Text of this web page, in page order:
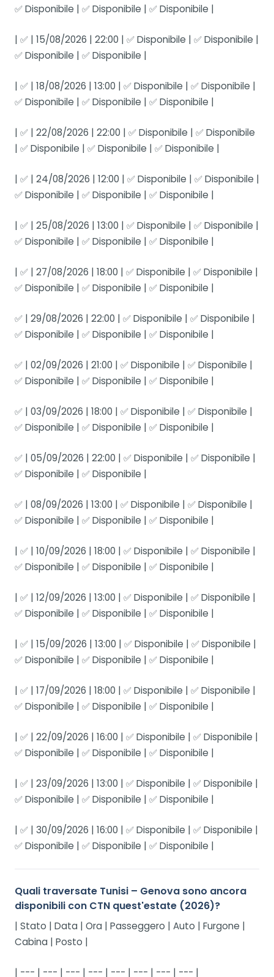
✅ Disponibile | ✅ Disponibile | ✅ Disponibile |
| ✅ | 15/08/2026 | 22:00 | ✅ Disponibile | ✅ Disponibile |
✅ Disponibile | ✅ Disponibile |
| ✅ | 18/08/2026 | 13:00 | ✅ Disponibile | ✅ Disponibile |
✅ Disponibile | ✅ Disponibile | ✅ Disponibile |
| ✅ | 22/08/2026 | 22:00 | ✅ Disponibile | ✅ Disponibile
| ✅ Disponibile | ✅ Disponibile | ✅ Disponibile |
| ✅ | 24/08/2026 | 12:00 | ✅ Disponibile | ✅ Disponibile |
✅ Disponibile | ✅ Disponibile | ✅ Disponibile |
| ✅ | 25/08/2026 | 13:00 | ✅ Disponibile | ✅ Disponibile |
✅ Disponibile | ✅ Disponibile | ✅ Disponibile |
| ✅ | 27/08/2026 | 18:00 | ✅ Disponibile | ✅ Disponibile |
✅ Disponibile | ✅ Disponibile | ✅ Disponibile |
✅ | 29/08/2026 | 22:00 | ✅ Disponibile | ✅ Disponibile |
✅ Disponibile | ✅ Disponibile | ✅ Disponibile |
✅ | 02/09/2026 | 21:00 | ✅ Disponibile | ✅ Disponibile |
✅ Disponibile | ✅ Disponibile | ✅ Disponibile |
✅ | 03/09/2026 | 18:00 | ✅ Disponibile | ✅ Disponibile |
✅ Disponibile | ✅ Disponibile | ✅ Disponibile |
✅ | 05/09/2026 | 22:00 | ✅ Disponibile | ✅ Disponibile |
✅ Disponibile | ✅ Disponibile |
✅ | 08/09/2026 | 13:00 | ✅ Disponibile | ✅ Disponibile |
✅ Disponibile | ✅ Disponibile | ✅ Disponibile |
| ✅ | 10/09/2026 | 18:00 | ✅ Disponibile | ✅ Disponibile |
✅ Disponibile | ✅ Disponibile | ✅ Disponibile |
| ✅ | 12/09/2026 | 13:00 | ✅ Disponibile | ✅ Disponibile |
✅ Disponibile | ✅ Disponibile | ✅ Disponibile |
| ✅ | 15/09/2026 | 13:00 | ✅ Disponibile | ✅ Disponibile |
✅ Disponibile | ✅ Disponibile | ✅ Disponibile |
| ✅ | 17/09/2026 | 18:00 | ✅ Disponibile | ✅ Disponibile |
✅ Disponibile | ✅ Disponibile | ✅ Disponibile |
| ✅ | 22/09/2026 | 16:00 | ✅ Disponibile | ✅ Disponibile |
✅ Disponibile | ✅ Disponibile | ✅ Disponibile |
| ✅ | 23/09/2026 | 13:00 | ✅ Disponibile | ✅ Disponibile |
✅ Disponibile | ✅ Disponibile | ✅ Disponibile |
| ✅ | 30/09/2026 | 16:00 | ✅ Disponibile | ✅ Disponibile |
✅ Disponibile | ✅ Disponibile | ✅ Disponibile |
Quali traversate Tunisi – Genova sono ancora
disponibili con CTN quest'estate (2026)?
| Stato | Data | Ora | Passeggero | Auto | Furgone |
Cabina | Posto |
| --- | --- | --- | --- | --- | --- | --- | --- |